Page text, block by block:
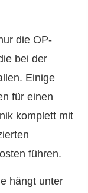
die OP-
bei der
Einige
für einen
komplett mit
führen.
hängt unter